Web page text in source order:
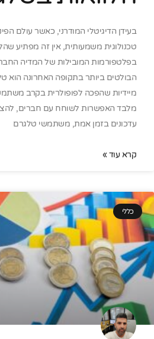
בעידן הדיגיטלי המודרני, כאשר עולם
טכנולוגית משמעותית, אין זה מפתיע
בפלטפורמות המובילות של המדיה
הבולטים ביותר בתקופה האחרונה הוא
מיידיות שהפכה לפופולרית בקרב
מלבד האפשרות לשוחח עם חברים,
עדכונים בזמן אמת, משתמשי טלגרם
קרא עוד »
כללי